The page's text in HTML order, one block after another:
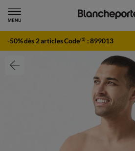
-50% dès 2 articles Code(1) :899013